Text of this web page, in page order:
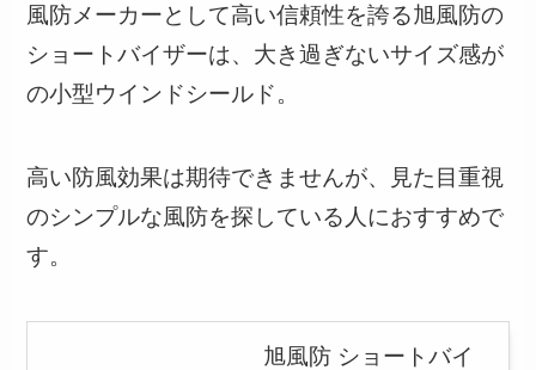
風防メーカーとして高い信頼性を誇る旭風防の
ショートバイザーは、大き過ぎないサイズ感が
の小型ウインドシールド。
高い防風効果は期待できませんが、見た目重視
のシンプルな風防を探している人におすすめで
す。
旭風防 ショートバイ